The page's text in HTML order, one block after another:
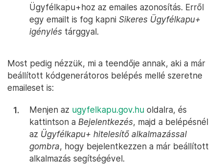
Ügyfélkapu+hoz az emailes azonosítás. Erről
egy emailt is fog kapni Sikeres Ügyfélkapu+
igénylés tárggyal.
Most pedig nézzük, mi a teendője annak, aki a már
beállított kódgenerátoros belépés mellé szeretne
emaileset is:
Menjen az ugyfelkapu.gov.hu oldalra, és
kattintson a Bejelentkezés, majd a belépésnél
az Ügyfélkapu+ hitelesítő alkalmazással
gombra, hogy bejelentkezzen a már beállított
alkalmazás segítségével.